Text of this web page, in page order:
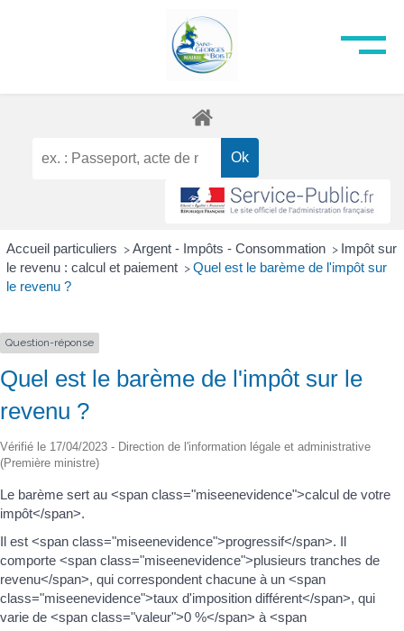
Accueil particuliers > Argent - Impôts - Consommation > Impôt sur
le revenu : calcul et paiement > Quel est le barème de l'impôt sur
le revenu ?
Question-réponse
Quel est le barème de l'impôt sur le
revenu ?
Vérifié le 17/04/2023 - Direction de l'information légale et administrative
(Première ministre)
Le barème sert au <span class="miseenevidence">calcul de votre
impôt</span>.
Il est <span class="miseenevidence">progressif</span>. Il
comporte <span class="miseenevidence">plusieurs tranches de
revenu</span>, qui correspondent chacune à un <span
class="miseenevidence">taux d'imposition différent</span>, qui
varie de <span class="valeur">0 %</span> à <span